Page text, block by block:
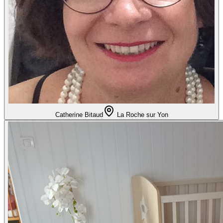
Catherine Bitaud La Roche sur Yon